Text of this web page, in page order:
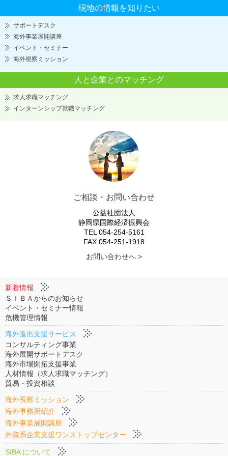
現地の情報を知りたい
サポートデスク
海外事業展開講座
イベント・セミナー
海外視察ミッション
人と企業とのマッチング
求人求職マッチング
インターンシップ就職マッチング
ご相談・お問い合わせ
公益社団法人
静岡県国際経済振興会
TEL 054-254-5161
FAX 054-251-1918
お問い合わせへ >
新着情報
ＳＩＢＡからのお知らせ
イベント・セミナー情報
危機管理情報
海外進出支援サービス
コンサルティング事業
海外展開サポートデスク
海外市場開拓支援事業
人材情報（求人求職マッチング）
貿易・投資相談
海外視察ミッション
海外事務所紹介
海外事業展開講座
外資系企業支援ワンストップセンター
SIBA について